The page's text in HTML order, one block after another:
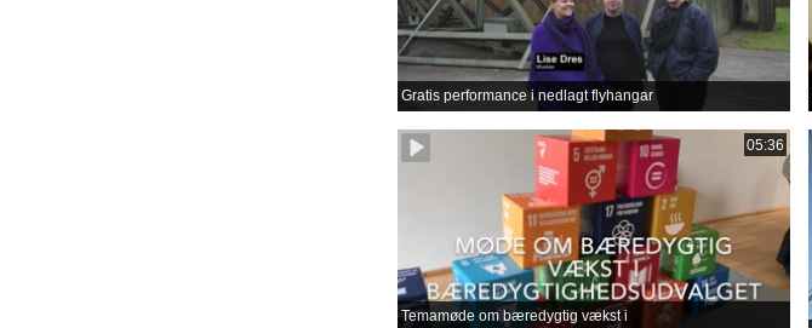
Gratis performance i nedlagt flyhangar
05:36
Temamøde om bæredygtig vækst i